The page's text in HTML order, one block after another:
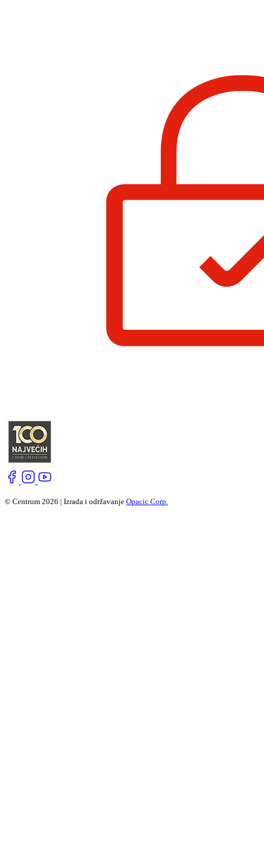
© Centrum 2026 | Izrada i održavanje Opacic Corp.